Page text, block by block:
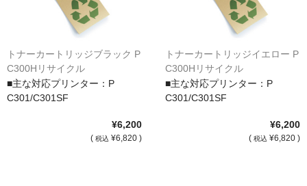
トナーカートリッジブラック P
C300Hリサイクル
■主な対応プリンター：P
C301/C301SF
¥6,200
( 税込 ¥6,820 )
トナーカートリッジイエロー P
C300Hリサイクル
■主な対応プリンター：P
C301/C301SF
¥6,200
( 税込 ¥6,820 )